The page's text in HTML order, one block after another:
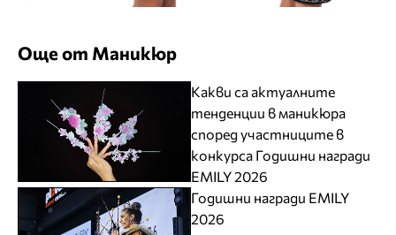
Още от Маникюр
Какви са актуалните
тенденции в маникюра
според участниците в
конкурса Годишни награди
EMILY 2026
Годишни награди EMILY
2026